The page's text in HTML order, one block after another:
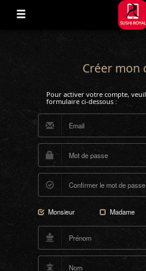
Créer mon
Pour activer votre compte,
formulaire ci-dessous :
Monsieur Madame